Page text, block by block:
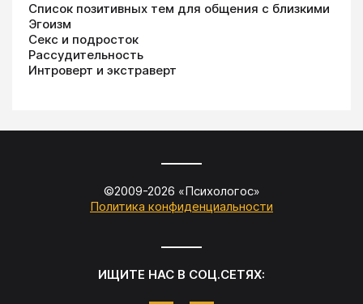
Список позитивных тем для общения с близкими
Эгоизм
Секс и подросток
Рассудительность
Интроверт и экстраверт
©2009-2026 «Психологос»
Политика конфиденциальности
ИЩИТЕ НАС В СОЦ.СЕТЯХ: